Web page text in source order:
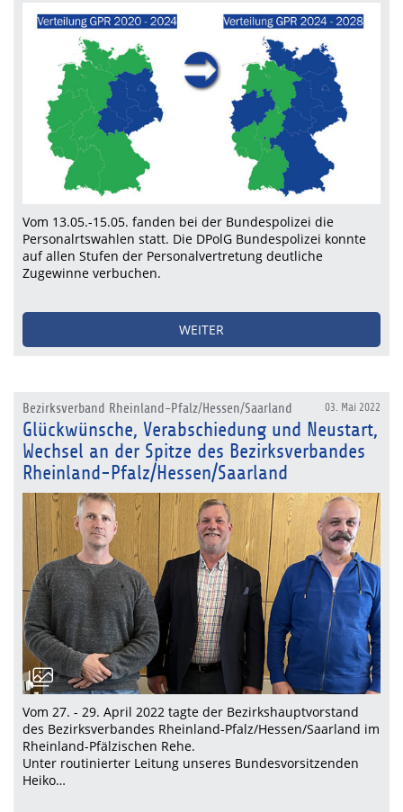
Vom 13.05.-15.05. fanden bei der Bundespolizei die
Personalrtswahlen statt. Die DPolG Bundespolizei konnte
auf allen Stufen der Personalvertretung deutliche
Zugewinne verbuchen.
WEITER
03. Mai 2022
Bezirksverband Rheinland-Pfalz/Hessen/Saarland
Glückwünsche, Verabschiedung und Neustart,
Wechsel an der Spitze des Bezirksverbandes
Rheinland-Pfalz/Hessen/Saarland
Vom 27. - 29. April 2022 tagte der Bezirkshauptvorstand
des Bezirksverbandes Rheinland-Pfalz/Hessen/Saarland im
Rheinland-Pfälzischen Rehe.
Unter routinierter Leitung unseres Bundesvorsitzenden
Heiko…